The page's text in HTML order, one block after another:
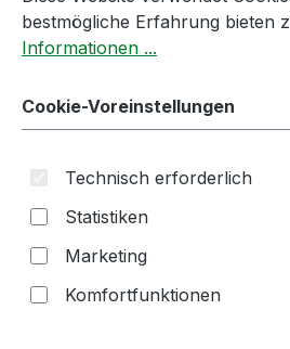
Kirschentsteiner und
Steinex-Combi
bestmögliche Erfahrung bieten
Informationen ...
Cookie-Voreinstellungen
Technisch erforderlich
Statistiken
Marketing
Komfortfunktionen